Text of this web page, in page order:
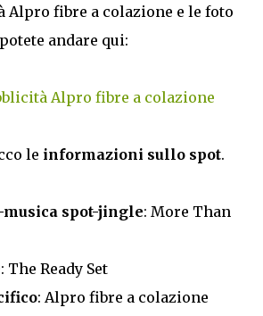
Alpro fibre a colazione e le foto
potete andare qui:
Alpro fibre a colazione
le informazioni sullo spot.
spot-jingle: More Than
: The Ready Set
: Alpro fibre a colazione